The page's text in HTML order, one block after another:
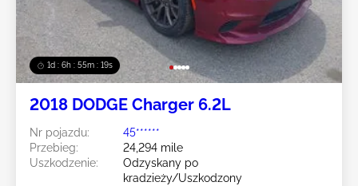
1d : 6h : 55m : 16s
2018 DODGE Charger 6.2L
Nr pojazdu:
45******
Przebieg:
24,294 mile
Uszkodzenie:
Odzyskany po
kradzieży/Uszkodzony